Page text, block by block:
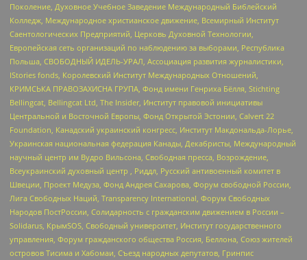
Поколение, Духовное Учебное Заведение Международный Библейский
Колледж, Международное христианское движение, Всемирный Институт
Саентологических Предприятий, Церковь Духовной Технологии,
Европейская сеть организаций по наблюдению за выборами, Республика
Польша, СВОБОДНЫЙ ИДЕЛЬ-УРАЛ, Ассоциация развития журналистики,
IStories fonds, Королевский Институт Международных Отношений,
КРИМСЬКА ПРАВОЗАХИСНА ГРУПА, Фонд имени Генриха Бёлля, Stichting
Bellingcat, Bellingcat Ltd, The Insider, Институт правовой инициативы
Центральной и Восточной Европы, Фонд Открытой Эстонии, Calvert 22
Foundation, Канадский украинский конгресс, Институт Макдональда-Лорье,
Украинская национальная федерация Канады, Декабристы, Международный
научный центр им Вудро Вильсона, Свободная пресса, Возрождение,
Всеукраинский духовный центр , Риддл, Русский антивоенный комитет в
Швеции, Проект Медуза, Фонд Андрея Сахарова, Форум свободной России,
Лига Свободных Наций, Transparеncy International, Форум Свободных
Народов ПостРоссии, Солидарность с гражданским движением в России –
Solidarus, КрымSOS, Свободный университет, Институт государственного
управления, Форум гражданского общества Россия, Беллона, Союз жителей
островов Тисима и Хабомаи, Съезд народных депутатов, Гринпис